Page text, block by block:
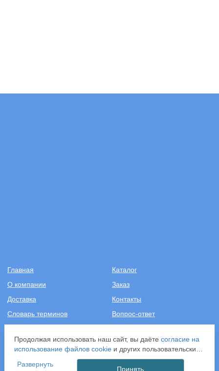
Главная
Каталог
О компании
Заказ
Доставка
Контакты
Словарь терминов
Вопрос-ответ
+7 (499) 343-2081
Продолжая использовать наш сайт, вы даёте согласие на
использование файлов cookieи других пользовательских
данных (включая IP-адрес, сведения о местоположении,
устройстве, действиях на сайте и т. п.) для
Развернуть
Принять